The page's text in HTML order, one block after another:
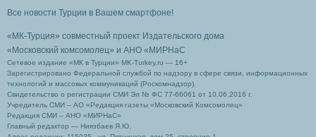
Все новости Турции в Вашем смартфоне!
«МК-Турция» совместный проект Издательского дома
«Московский комсомолец» и АНО «МИРНаС
Сетевое издание «МК в Турции» MK-Turkey.ru — 16+
Зарегистрировано Федеральной службой по надзору в сфере связи, информационных
технологий и массовых коммуникаций (Роскомнадзор).
Свидетельство о регистрации СМИ Эл № ФС 77-66061 от 10.06.2016 г.
Учредитель СМИ – АО «Редакция газеты «Московский Комсомолец»
Редакция СМИ – АНО «МИРНаС»
Главный редактор — Ниязбаев Я.Ю.